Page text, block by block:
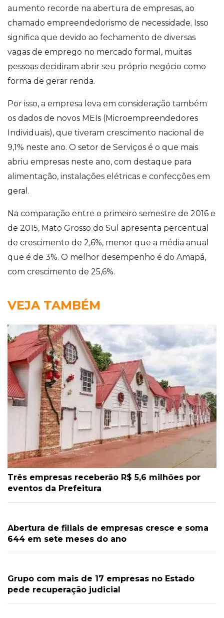
aumento recorde na abertura de empresas, ao
chamado empreendedorismo de necessidade. Isso
significa que devido ao fechamento de diversas
vagas de emprego no mercado formal, muitas
pessoas decidiram abrir seu próprio negócio como
forma de gerar renda.
Por isso, a empresa leva em consideração também
os dados de novos MEIs (Microempreendedores
Individuais), que tiveram crescimento nacional de
9,1% neste ano. O setor de Serviços é o que mais
abriu empresas neste ano, com destaque para
alimentação, instalações elétricas e confecções em
geral.
Na comparação entre o primeiro semestre de 2016 e
de 2015, Mato Grosso do Sul apresenta percentual
de crescimento de 2,6%, menor que a média anual
que é de 3%. O melhor desempenho é do Amapá,
com crescimento de 25,6%.
VEJA TAMBÉM
Três empresas receberão R$ 5,6 milhões por
eventos da Prefeitura
Abertura de filiais de empresas cresce e soma
644 em sete meses do ano
Grupo com mais de 17 empresas no Estado
pede recuperação judicial